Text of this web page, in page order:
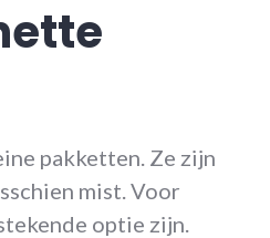
pakketten. Ze zijn
mist. Voor
optie zijn.